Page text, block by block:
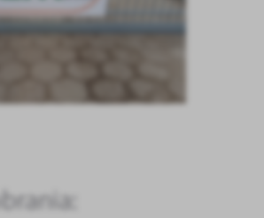
pośredników prezentujących nasze
ofert, komunikatów mediów